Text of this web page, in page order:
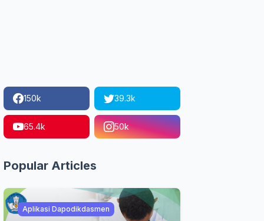
150k 39.3k
65.4k 50k
Popular Articles
Aplikasi Dapodikdasmen